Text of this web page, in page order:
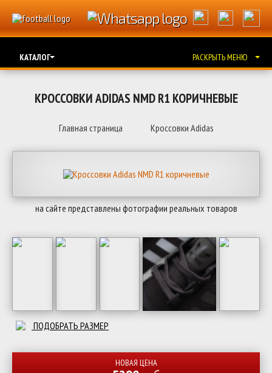
КАТАЛОГ РАСКРЫТЬ МЕНЮ
КРОССОВКИ ADIDAS NMD R1 КОРИЧНЕВЫЕ
Главная страница Кроссовки Adidas
на сайте представлены фотографии реальных товаров
ПОДОБРАТЬ РАЗМЕР
НОВАЯ ЦЕНА